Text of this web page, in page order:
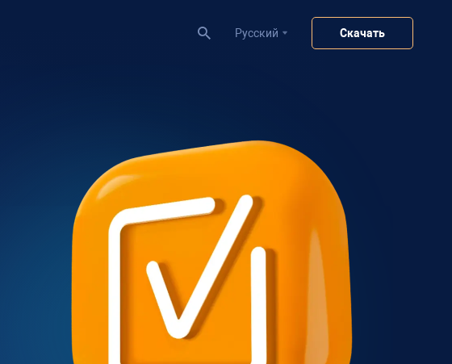
Pусский Скачать